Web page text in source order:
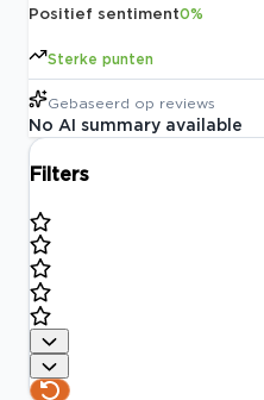
Positief sentiment0%
Sterke punten
Gebaseerd op reviews
No AI summary available
Filters